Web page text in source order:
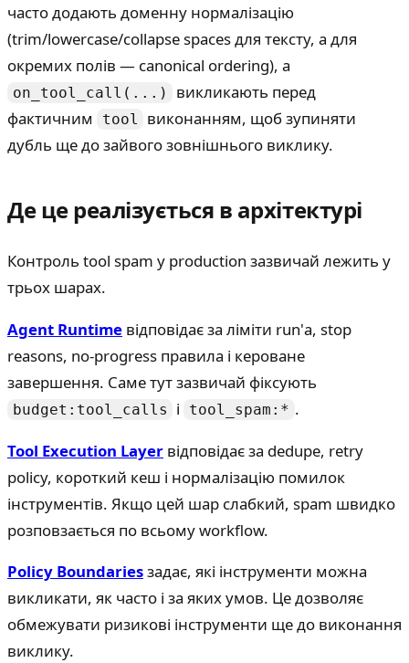
часто додають доменну нормалізацію
(trim/lowercase/collapse spaces для тексту, а для
окремих полів — canonical ordering), а
on_tool_call(...)
викликають перед
фактичним
tool
виконанням, щоб зупиняти
дубль ще до зайвого зовнішнього виклику.
Де це реалізується в архітектурі
Контроль tool spam у production зазвичай лежить у
трьох шарах.
Agent Runtime відповідає за ліміти run'а, stop
reasons, no-progress правила і кероване
завершення. Саме тут зазвичай фіксують
budget:tool_calls і tool_spam:* .
Tool Execution Layer відповідає за dedupe, retry
policy, короткий кеш і нормалізацію помилок
інструментів. Якщо цей шар слабкий, spam швидко
розповзається по всьому workflow.
Policy Boundariesзадає, які інструменти можна
викликати, як часто і за яких умов. Це дозволяє
обмежувати ризикові інструменти ще до виконання
виклику.